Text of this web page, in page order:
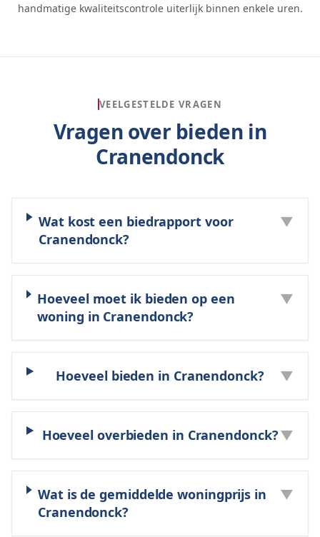
handmatige kwaliteitscontrole uiterlijk binnen enkele uren.
VEELGESTELDE VRAGEN
Vragen over bieden in
Cranendonck
Wat kost een biedrapport voor
Cranendonck?
▼
Hoeveel moet ik bieden op een
woning in Cranendonck?
▼
Hoeveel bieden in Cranendonck? ▼
Hoeveel overbieden in Cranendonck?▼
Wat is de gemiddelde woningprijs in
Cranendonck?
▼